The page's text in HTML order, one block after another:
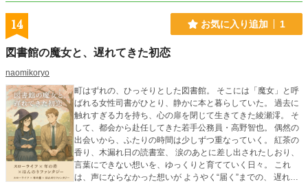
14 お気に入り追加 1
図書館の魔女と、遅れてきた初恋
naomikoryo
町はずれの、ひっそりとした図書館。 そこには「魔女」と呼
ばれる女性司書がひとり、静かに本と暮らしていた。 過去に
触れすぎる力を持ち、心の扉を閉じて生きてきた綾瀬澪。 そ
して、都会から赴任してきた若手公務員・高野智也。 偶然の
出会いから、ふたりの時間は少しずつ重なっていく。 紅茶の
香り、木漏れ日の読書室、 涙のあとに差し出されたしおり、
言葉にできない想いを、ゆっくりと育てていく日々。 これ
は、声にならなかった想いが ようやく“届く”までの、 遅れて